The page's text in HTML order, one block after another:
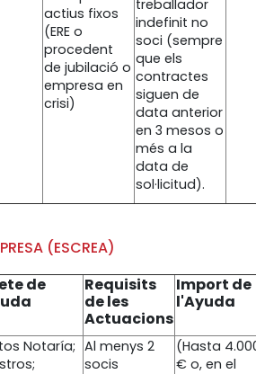
actius fixos
(ERE o
procedent
de jubilació o
empresa en
crisi)
treballador
indefinit no
soci (sempre
que els
contractes
siguen de
data anterior
en 3 mesos o
més a la
data de
sol·licitud).
(ESCREA)
de
Requisits
de les
Actuacions
Import de
l'Ayuda
Notaría; Al menys 2
socis
(Hasta
€ o, en el